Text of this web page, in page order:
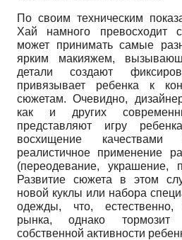
По своим техническим
Хай намного превосходит
может принимать самые
ярким макияжем,
детали создают
привязывает ребенка к
сюжетам. Очевидно,
как и других
представляют игру
восхищение
реалистичное применение
(переодевание, украшение,
Развитие сюжета в этом
новой куклы или набора
одежды, что, естественно,
рынка, однако
собственной активности